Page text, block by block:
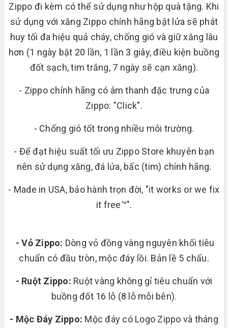
Zippo đi kèm có thể sử dụng như hộp quà tặng. Khi
sử dụng với xăng Zippo chính hãng bật lửa sẽ phát
huy tối đa hiệu quả cháy, chống gió và giữ xăng lâu
hơn (1 ngày bật 20 lần, 1 lần 3 giây, điều kiện buồng
đốt sạch, tim trắng, 7 ngày sẽ cạn xăng).
- Zippo chính hãng có âm thanh đặc trưng của
Zippo: "Click".
- Chống gió tốt trong nhiều môi trường.
- Để đạt hiệu suất tối ưu Zippo Store khuyên bạn
nên sử dụng xăng, đá lửa, bấc (tim) chính hãng.
- Made in USA, bảo hành trọn đời, "it works or we fix
it free™".
- Vỏ Zippo: Dòng vỏ đồng vàng nguyên khối tiêu
chuẩn có đầu tròn, mộc đáy lồi. Bản lề 5 chấu.
- Ruột Zippo: Ruột vàng không gỉ tiêu chuẩn với
buồng đốt 16 lỗ (8 lỗ mỗi bên).
- Mộc Đáy Zippo: Mộc đáy có Logo Zippo và tháng